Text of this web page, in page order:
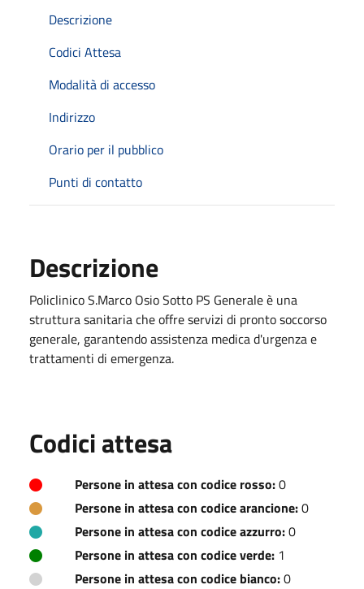
Descrizione
Codici Attesa
Modalità di accesso
Indirizzo
Orario per il pubblico
Punti di contatto
Descrizione
Policlinico S.Marco Osio Sotto PS Generale è una
struttura sanitaria che offre servizi di pronto soccorso
generale, garantendo assistenza medica d'urgenza e
trattamenti di emergenza.
Codici attesa
Persone in attesa con codice rosso:0
Persone in attesa con codice arancione:0
Persone in attesa con codice azzurro:0
Persone in attesa con codice verde: 1
Persone in attesa con codice bianco:0